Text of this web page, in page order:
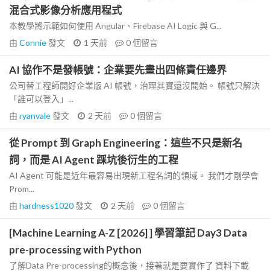
混合式影像分析應用程式
本教學將示範如何使用 Angular、Firebase AI Logic 與 G...
由 Connie發文 1 天前 0個留言
AI 協作不是發帳號：企業要先畫出四條責任邊界
公司替工程師開好企業版 AI 帳號，治理其實還沒開始。 帳號只解決
「誰可以登入」...
由 ryanvale發文 2 天前 0個留言
從 Prompt 到 Graph Engineering：這些不只是新名
詞，而是 AI Agent 踩坑後衍生的工程
AI Agent 可能是近年最容易出現新工程名詞的領域。 我們才剛學會
Prom...
由 hardness1020發文 2 天前 0個留言
[Machine Learning A-Z [2026] ] 學習筆記 Day3 Data
pre-processing with Python
了解Data Pre-processing的概念後，接著就是要實作了 資料下載